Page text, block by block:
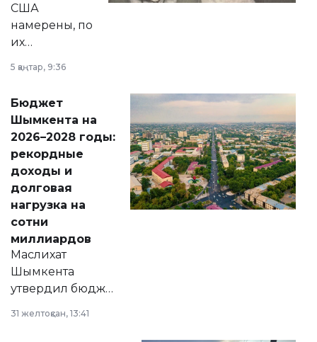
США
намерены, по
их
принести
народу
Венесуэлы.
5 қаңтар, 9:36
Бюджет
Шымкента на
2026–2028 годы:
рекордные
доходы и
долговая
нагрузка на
сотни
миллиардов
Маслихат
Шымкента
утвердил бюджет
2028 годы.
31 желтоқсан, 13:41